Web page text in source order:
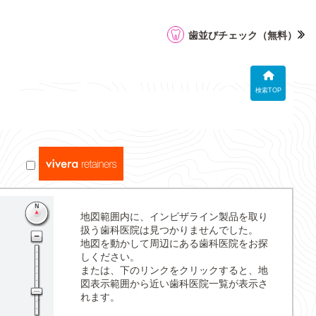
検索TOP
歯並びチェック （無料）
地図範囲内に、インビザライン製品を取り
扱う歯科医院は見つかりませんでした。
地図を動かして周辺にある歯科医院をお探
しください。
または、下のリンクをクリックすると、地
図表示範囲から近い歯科医院一覧が表示さ
れます。